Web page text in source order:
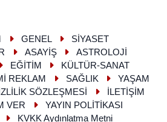
GENEL
SİYASET
ASAYİŞ
ASTROLOJİ
EĞİTİM
KÜLTÜR-SANAT
REKLAM SAĞLIK
YAŞAM
SÖZLEŞMESİ
İLETİŞİM
VER
YAYIN POLİTİKASI
KVKK Aydınlatma Metni